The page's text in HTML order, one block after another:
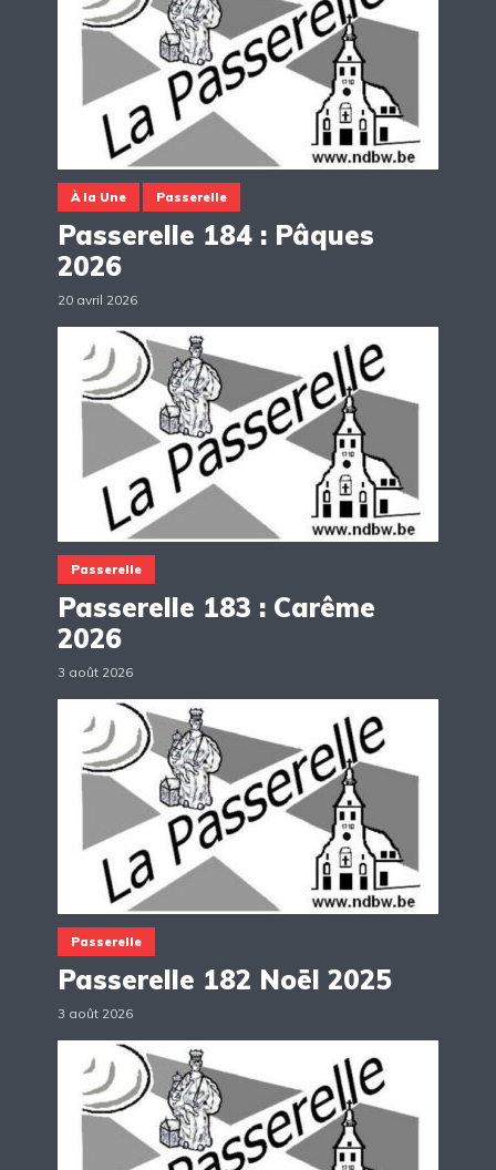
À la Une Passerelle
Passerelle 184 : Pâques
2026
20 avril 2026
Passerelle
Passerelle 183 : Carême
2026
3 août 2026
Passerelle
Passerelle 182 Noël 2025
3 août 2026